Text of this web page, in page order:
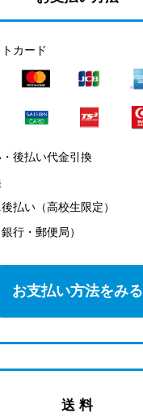
カード
後払い代金引換
払い（高校生限定）
行・郵便局）
お支払い方法をみる
送 料